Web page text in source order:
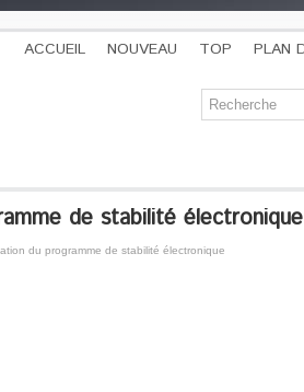
ACCUEIL NOUVEAU TOP PLAN
de stabilité électronique
du programme de stabilité électronique